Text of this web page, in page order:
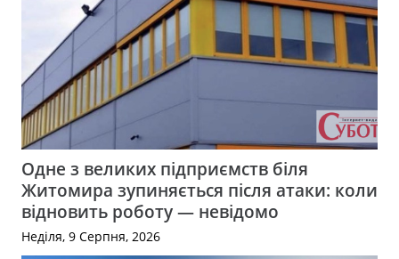
Одне з великих підприємств біля
Житомира зупиняється після атаки: коли
відновить роботу — невідомо
Неділя, 9 Серпня, 2026